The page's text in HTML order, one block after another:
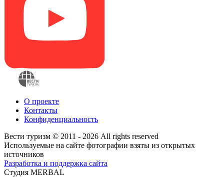
О проекте
Контакты
Конфиденциальность
Вести туризм © 2011 - 2026 All rights reserved
Используемые на сайте фотографии взяты из открытых
источников
Разработка и поддержка сайта
Студия MERBAL